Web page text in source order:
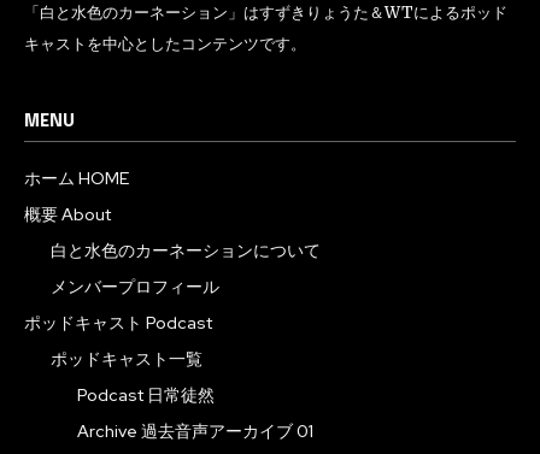
「白と水色のカーネーション」はすずきりょうた＆WTによるポッド
キャストを中心としたコンテンツです。
MENU
ホーム HOME
概要 About
白と水色のカーネーションについて
メンバープロフィール
ポッドキャスト Podcast
ポッドキャスト一覧
Podcast 日常徒然
Archive 過去音声アーカイブ 01